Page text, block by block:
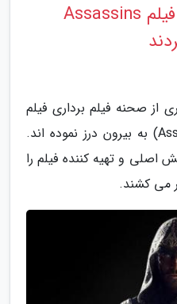
عکس های سر صحنه فیلم Assassins
از صحنه فیلم برداری فیلم
فرقه اساسین (Assassins Creed) به بیرون درز نموده اند.
اصلی و تهیه کننده فیلم را
می کشند.